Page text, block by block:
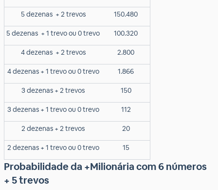
5 dezenas + 2 trevos 150.480
5 dezenas + 1 trevo ou 0 trevo 100.320
4 dezenas + 2 trevos 2.800
4 dezenas + 1 trevo ou 0 trevo 1.866
3 dezenas + 2 trevos 150
3 dezenas + 1 trevo ou 0 trevo 112
2 dezenas + 2 trevos 20
2 dezenas + 1 trevo ou 0 trevo 15
Probabilidade da +Milionária com 6 números
+ 5 trevos